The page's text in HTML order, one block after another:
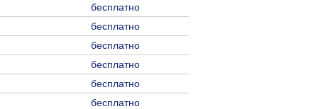
бесплатно
бесплатно
бесплатно
бесплатно
бесплатно
бесплатно